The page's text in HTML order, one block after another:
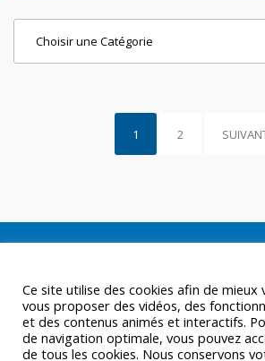
1 2
Ce site utilise des cookies afin de
vous proposer des vidéos, des
et des contenus animés et interactifs.
de navigation optimale, vous pouvez
de tous les cookies. Nous conservons